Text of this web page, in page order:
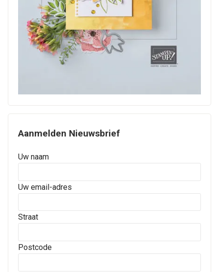
Aanmelden Nieuwsbrief
Uw naam
Uw email-adres
Straat
Postcode